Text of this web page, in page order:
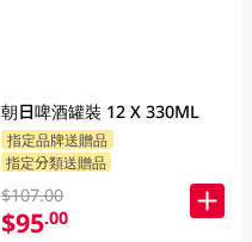
朝日啤酒罐裝 12 X 330ML
指定品牌送贈品
指定分類送贈品
$107.00
$95.00